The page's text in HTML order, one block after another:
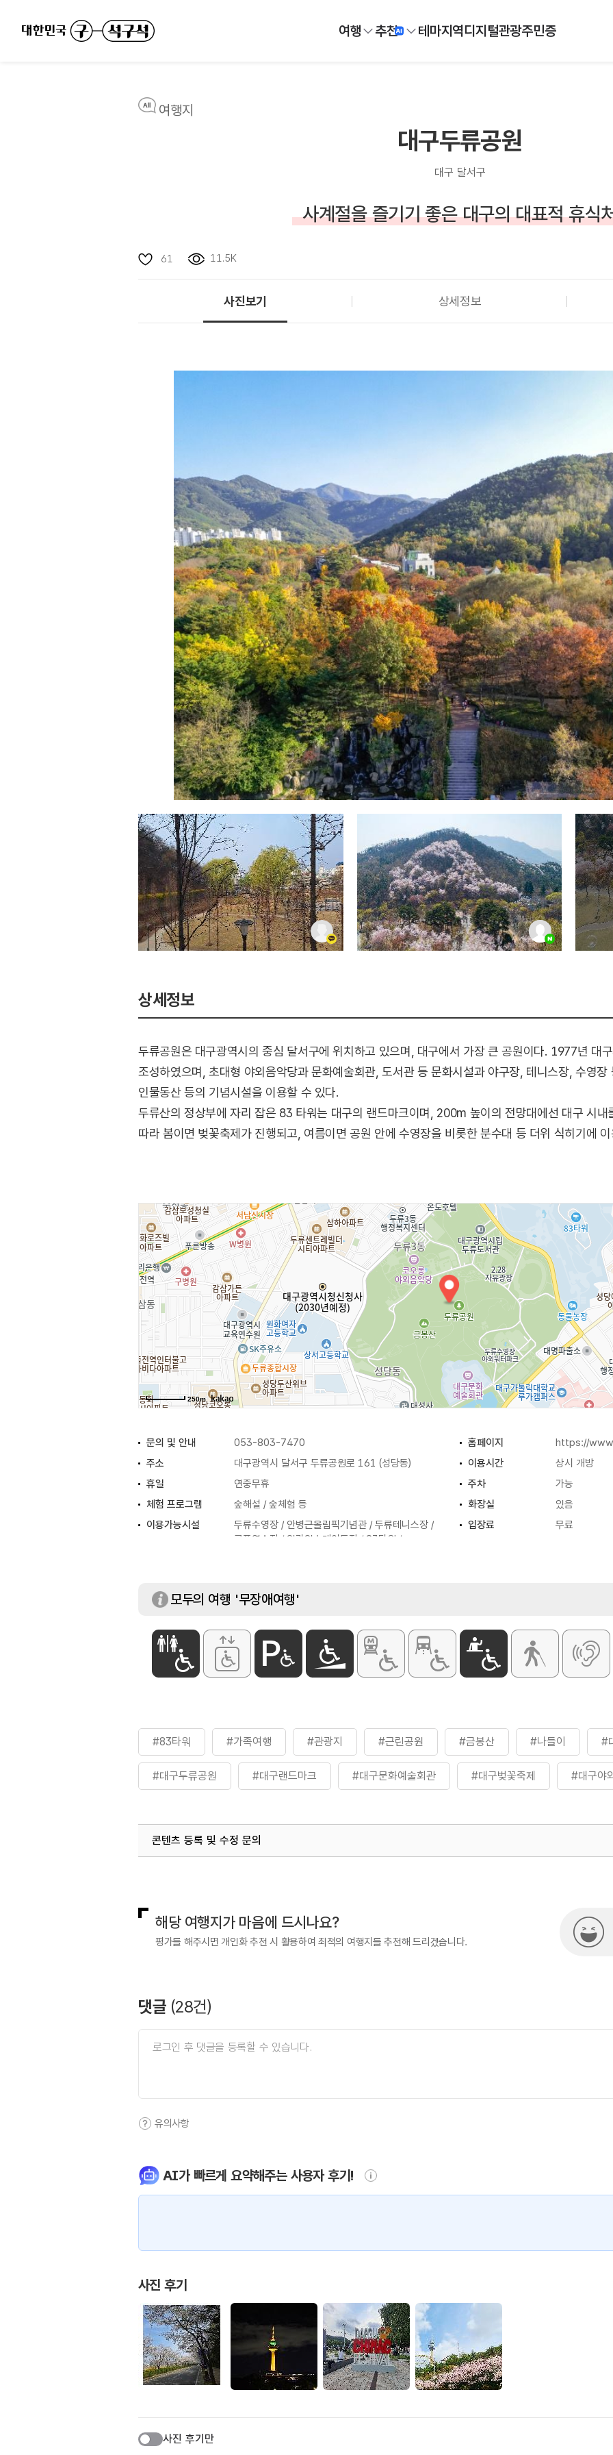
여행 추천 테마지역디지털관광주민증
여행지
대구두류공원
대구 달서구
사계절을 즐기기 좋은 대구의 대표적 휴식
61 11.5K
사진보기 상세정보
상세정보
두류공원은 대구광역시의 중심 달서구에 위치하고 있으며, 대구에서 가장 큰 공원이다. 1977년 대
조성하였으며, 초대형 야외음악당과 문화예술회관, 도서관 등 문화시설과 야구장, 테니스장, 수영장
인물동산 등의 기념시설을 이용할 수 있다.
두류산의 정상부에 자리 잡은 83 타워는 대구의 랜드마크이며, 200m 높이의 전망대에선 대구 시
따라 봄이면 벚꽃축제가 진행되고, 여름이면 공원 안에 수영장을 비롯한 분수대 등 더위 식히기에
250m
문의 및 안내 053-803-7470 홈페이지
https://
주소
대구광역시 달서구 두류공원로 161 (성당동) 이용시간
상시 개방
휴일
연중무휴 주차
가능
체험 프로그램
숲해설 / 숲체험 등 화장실
있음
이용가능시설
두류수영장 / 안병근올림픽기념관 / 두류테니스장 /
골프연습장 / 인라인스케이트장 / 83타워 /
입장료 무료
모두의 여행 '무장애여행'
#83타워 #가족여행 #관광지 #근린공원 #금봉산 #나들이 #
#대구두류공원 #대구랜드마크 #대구문화예술회관 #대구벚꽃축제 #대구야
#전망좋은곳 #친구와함께
콘텐츠 등록 및 수정 문의
해당 여행지가 마음에 드시나요?
평가를 해주시면 개인화 추천 시 활용하여 최적의 여행지를 추천해 드리겠습니다.
댓글 (28건)
유의사항
AI가 빠르게 요약해주는 사용자 후기!
사진 후기
사진 후기만